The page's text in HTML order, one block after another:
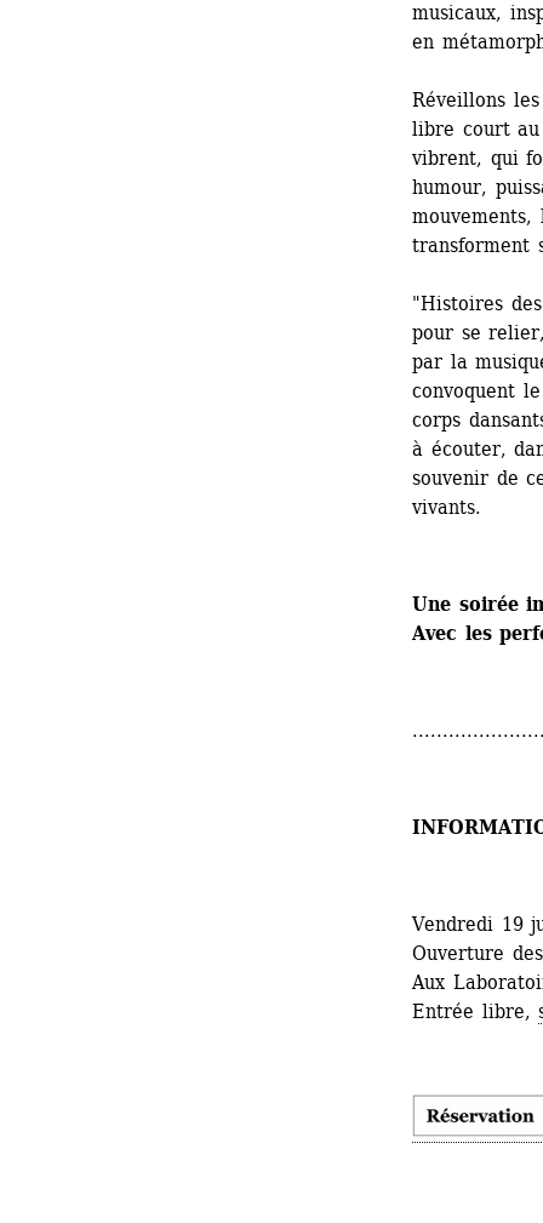
musicaux,
en
Réveillons
libre court au
vibrent, qui
humour,
transforment
"Histoires
pour se
par la
convoquent
corps
à écouter,
souvenir de
vivants.
Une soirée
Avec les
Vendredi 19
Ouverture
Aux
Entrée libre,